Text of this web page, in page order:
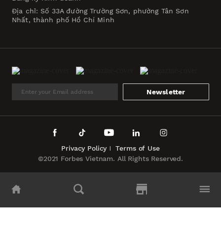
Địa chỉ: Số 33A đường Trường Sơn, phường Tân Sơn
Nhất, thành phố Hồ Chí Minh
Newsletter
©2021 Forbes Vietnam. All Rights Reserved.
Privacy Policy Terms of Use